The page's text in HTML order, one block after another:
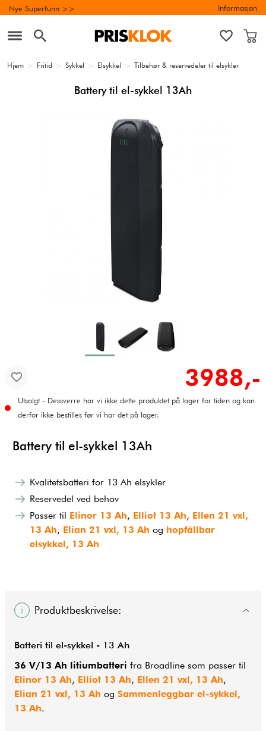
Nye Superfunn >> Informasjon
Hjem > Fritid > Sykkel > Elsykkel > Tilbehør & reservedeler til elsykler
Battery til el-sykkel 13Ah
3988,-
Utsolgt - Dessverre har vi ikke dette produktet på lager for tiden og kan
derfor ikke bestilles før vi har det på lager.
Battery til el-sykkel 13Ah
Kvalitetsbatteri for 13 Ah elsykler
Reservedel ved behov
Passer til Elinor 13 Ah, Elliot 13 Ah, Ellen 21 vxl,
13 Ah, Elian 21 vxl, 13 Ah og hopfällbar
elsykkel, 13 Ah
Produktbeskrivelse:
Batteri til el-sykkel - 13 Ah
36 V/13 Ah litiumbatteri fra Broadline som passer til
Elinor 13 Ah, Elliot 13 Ah, Ellen 21 vxl, 13 Ah,
Elian 21 vxl, 13 Ah og Sammenleggbar el-sykkel,
13 Ah.